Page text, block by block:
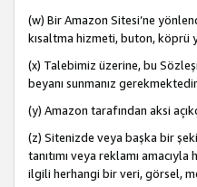
(w) Bir Amazon Sitesi’ne
kısaltma hizmeti, buton, köprü
(x) Talebimiz üzerine, bu
beyanı sunmanız
(y) Amazon tarafından aksi
(z) Sitenizde veya başka bir
tanıtımı veya reklamı
ilgili herhangi bir veri, görsel,